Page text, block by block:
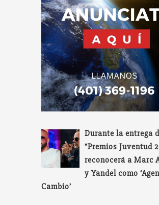
Durante la entrega
“Premios Juventud
reconocerá a Marc
y Yandel como
Cambio’